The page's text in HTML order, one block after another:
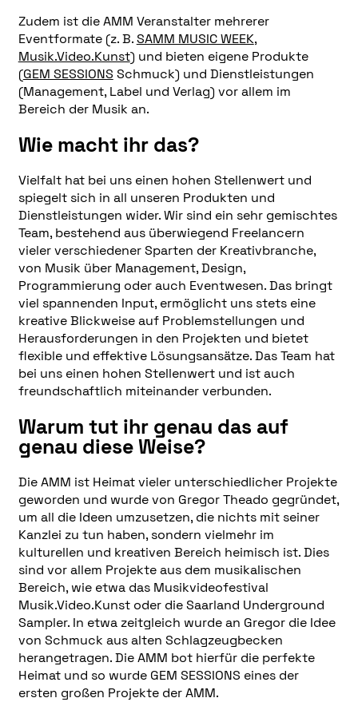
Zudem ist die AMM Veranstalter mehrerer
Eventformate (z. B.SAMM MUSIC WEEK,
Musik.Video.Kunst) und bieten eigene Produkte
(GEM SESSIONS Schmuck) und Dienstleistungen
(Management, Label und Verlag) vor allem im
Bereich der Musik an.
Wie macht ihr das?
Vielfalt hat bei uns einen hohen Stellenwert und
spiegelt sich in all unseren Produkten und
Dienstleistungen wider. Wir sind ein sehr gemischtes
Team, bestehend aus überwiegend Freelancern
vieler verschiedener Sparten der Kreativbranche,
von Musik über Management, Design,
Programmierung oder auch Eventwesen. Das bringt
viel spannenden Input, ermöglicht uns stets eine
kreative Blickweise auf Problemstellungen und
Herausforderungen in den Projekten und bietet
flexible und effektive Lösungsansätze. Das Team hat
bei uns einen hohen Stellenwert und ist auch
freundschaftlich miteinander verbunden.
Warum tut ihr genau das auf
genau diese Weise?
Die AMM ist Heimat vieler unterschiedlicher Projekte
geworden und wurde von Gregor Theado gegründet,
um all die Ideen umzusetzen, die nichts mit seiner
Kanzlei zu tun haben, sondern vielmehr im
kulturellen und kreativen Bereich heimisch ist. Dies
sind vor allem Projekte aus dem musikalischen
Bereich, wie etwa das Musikvideofestival
Musik.Video.Kunst oder die Saarland Underground
Sampler. In etwa zeitgleich wurde an Gregor die Idee
von Schmuck aus alten Schlagzeugbecken
herangetragen. Die AMM bot hierfür die perfekte
Heimat und so wurde GEM SESSIONS eines der
ersten großen Projekte der AMM.